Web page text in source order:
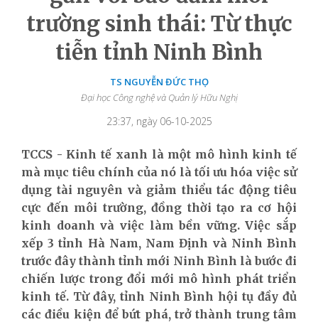
trường sinh thái: Từ thực
tiễn tỉnh Ninh Bình
TS NGUYỄN ĐỨC THỌ
Đại học Công nghệ và Quản lý Hữu Nghị
23:37, ngày 06-10-2025
TCCS - Kinh tế xanh là một mô hình kinh tế
mà mục tiêu chính của nó là tối ưu hóa việc sử
dụng tài nguyên và giảm thiểu tác động tiêu
cực đến môi trường, đồng thời tạo ra cơ hội
kinh doanh và việc làm bền vững. Việc sắp
xếp 3 tỉnh Hà Nam, Nam Định và Ninh Bình
trước đây thành tỉnh mới Ninh Bình là bước đi
chiến lược trong đổi mới mô hình phát triển
kinh tế. Từ đây, tỉnh Ninh Bình hội tụ đầy đủ
các điều kiện để bứt phá, trở thành trung tâm